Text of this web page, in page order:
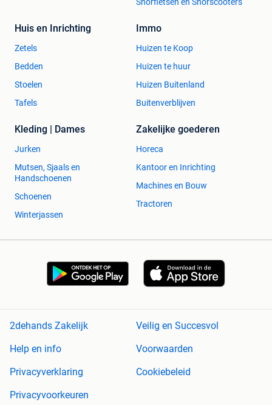
Snorfietsen en Snorscooters
Huis en Inrichting
Zetels
Bedden
Stoelen
Tafels
Immo
Huizen te Koop
Huizen te huur
Huizen Buitenland
Buitenverblijven
Kleding | Dames
Jurken
Mutsen, Sjaals en
Handschoenen
Schoenen
Winterjassen
Zakelijke goederen
Horeca
Kantoor en Inrichting
Machines en Bouw
Tractoren
2dehands Zakelijk
Veilig en Succesvol
Help en info
Voorwaarden
Privacyverklaring
Cookiebeleid
Privacyvoorkeuren